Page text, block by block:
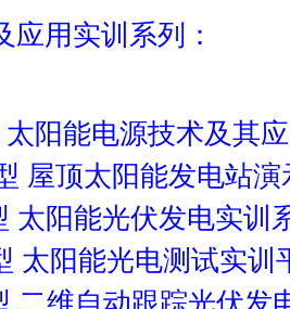
应用实训系列：
阳能电源技术及其
屋顶太阳能发电站
太阳能光伏发电实训
太阳能光电测试实训
二维自动跟踪光伏发